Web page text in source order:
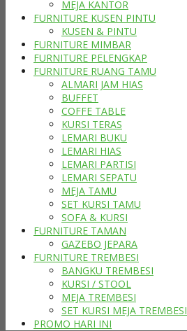
MEJA KANTOR
FURNITURE KUSEN PINTU
KUSEN & PINTU
FURNITURE MIMBAR
FURNITURE PELENGKAP
FURNITURE RUANG TAMU
ALMARI JAM HIAS
BUFFET
COFFE TABLE
KURSI TERAS
LEMARI BUKU
LEMARI HIAS
LEMARI PARTISI
LEMARI SEPATU
MEJA TAMU
SET KURSI TAMU
SOFA & KURSI
FURNITURE TAMAN
GAZEBO JEPARA
FURNITURE TREMBESI
BANGKU TREMBESI
KURSI / STOOL
MEJA TREMBESI
SET KURSI MEJA TREMBESI
PROMO HARI INI